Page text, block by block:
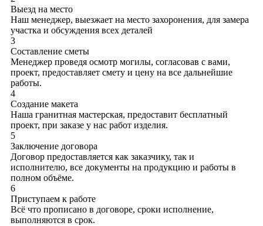
Выезд на место
Наш менеджер, выезжает на место захоронения, для замера
участка и обсуждения всех деталей
3
Составление сметы
Менеджер проведя осмотр могилы, согласовав с вами,
проект, предоставляет смету и цену на все дальнейшие
работы.
4
Создание макета
Наша гранитная мастерская, предоставит бесплатный
проект, при заказе у нас работ изделия.
5
Заключение договора
Договор предоставляется как заказчику, так и
исполнителю, все документы на продукцию и работы в
полном объёме.
6
Приступаем к работе
Всё что прописано в договоре, сроки исполнение,
выполняются в срок.